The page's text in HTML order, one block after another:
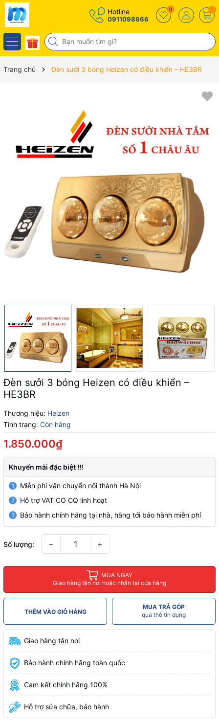
Hotline
0911098866
0
Trang chủ Đèn sưởi 3 bóng Heizen có điều khiển – HE3BR
Đèn sưởi 3 bóng Heizen có điều khiển –
HE3BR
Thương hiệu: Heizen
Tình trạng: Còn hàng
1.850.000₫
Khuyến mãi đặc biệt !!!
1 Miễn phí vận chuyển nội thành Hà Nội
2 Hỗ trợ VAT CO CQ linh hoạt
3 Bảo hành chính hãng tại nhà, hãng tới bảo hành miễn phí
Số lượng: − +
MUA NGAY
Giao hàng tận nơi hoặc nhận tại cửa hàng
THÊM VÀO GIỎ HÀNG
MUA TRẢ GÓP
qua thẻ tín dụng
Giao hàng tận nơi
Bảo hành chính hãng toàn quốc
Cam kết chính hãng 100%
Hỗ trợ sửa chữa, bảo hành